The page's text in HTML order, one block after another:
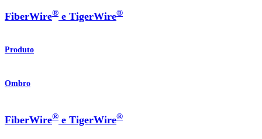
FiberWire® e TigerWire®
Produto
Ombro
FiberWire® e TigerWire®